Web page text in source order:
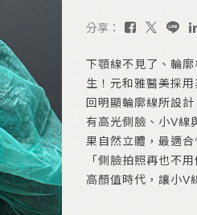
分享：
下顎線不見了、輪
生！元和雅醫美採
回明顯輪廓線所設
有高光側臉、小V線
果自然立體，最適
「側臉拍照再也不
高顏值時代，讓小V